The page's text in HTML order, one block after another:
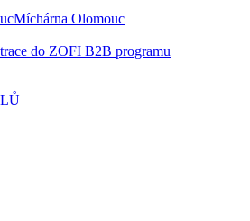
Míchárna Olomouc
do ZOFI B2B programu